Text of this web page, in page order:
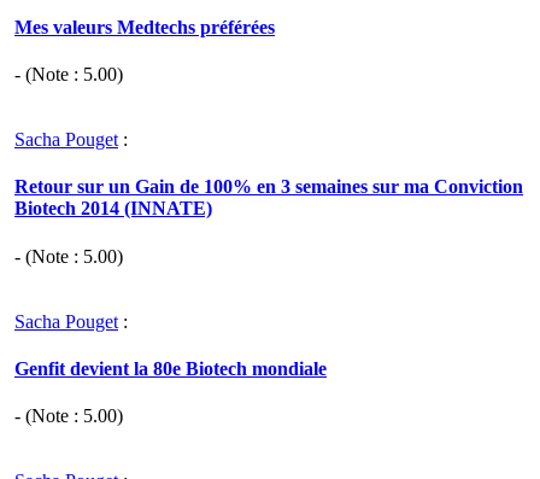
Mes valeurs Medtechs préférées
- (Note : 5.00)
Sacha Pouget :
Retour sur un Gain de 100% en 3 semaines sur ma Conviction
Biotech 2014 (INNATE)
- (Note : 5.00)
Sacha Pouget :
Genfit devient la 80e Biotech mondiale
- (Note : 5.00)